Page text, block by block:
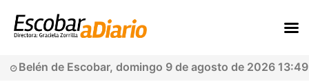
Belén de Escobar, domingo 9 de agosto de 2026 13:49